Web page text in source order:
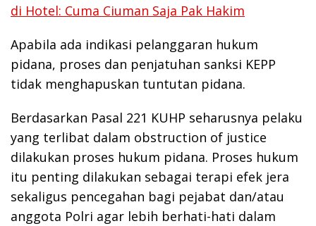
di Hotel: Cuma Ciuman Saja Pak Hakim
Apabila ada indikasi pelanggaran hukum
pidana, proses dan penjatuhan sanksi KEPP
tidak menghapuskan tuntutan pidana.
Berdasarkan Pasal 221 KUHP seharusnya pelaku
yang terlibat dalam obstruction of justice
dilakukan proses hukum pidana. Proses hukum
itu penting dilakukan sebagai terapi efek jera
sekaligus pencegahan bagi pejabat dan/atau
anggota Polri agar lebih berhati-hati dalam